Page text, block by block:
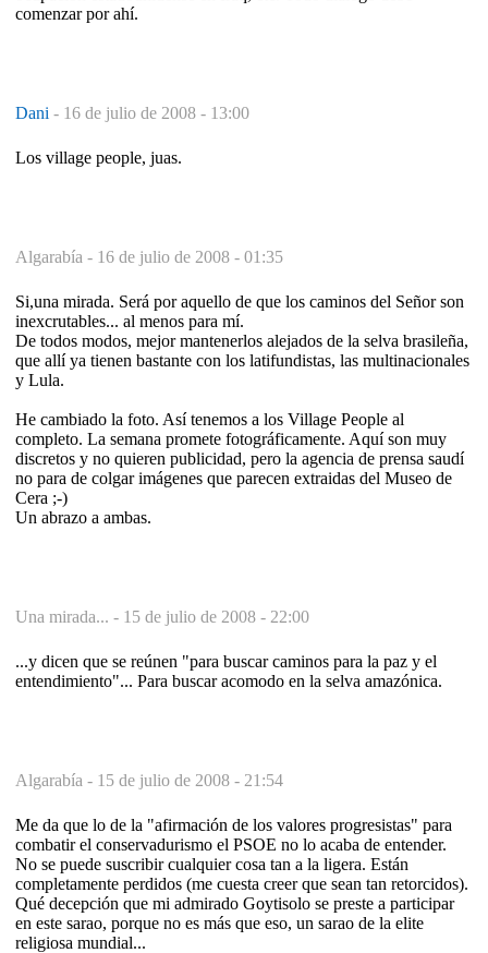
comenzar por ahí.
Dani - 16 de julio de 2008 - 13:00
Los village people, juas.
Algarabía - 16 de julio de 2008 - 01:35
Si,una mirada. Será por aquello de que los caminos del Señor son
inexcrutables... al menos para mí.
De todos modos, mejor mantenerlos alejados de la selva brasileña,
que allí ya tienen bastante con los latifundistas, las multinacionales
y Lula.
He cambiado la foto. Así tenemos a los Village People al
completo. La semana promete fotográficamente. Aquí son muy
discretos y no quieren publicidad, pero la agencia de prensa saudí
no para de colgar imágenes que parecen extraidas del Museo de
Cera ;-)
Un abrazo a ambas.
Una mirada... - 15 de julio de 2008 - 22:00
...y dicen que se reúnen "para buscar caminos para la paz y el
entendimiento"... Para buscar acomodo en la selva amazónica.
Algarabía - 15 de julio de 2008 - 21:54
Me da que lo de la "afirmación de los valores progresistas" para
combatir el conservadurismo el PSOE no lo acaba de entender.
No se puede suscribir cualquier cosa tan a la ligera. Están
completamente perdidos (me cuesta creer que sean tan retorcidos).
Qué decepción que mi admirado Goytisolo se preste a participar
en este sarao, porque no es más que eso, un sarao de la elite
religiosa mundial...